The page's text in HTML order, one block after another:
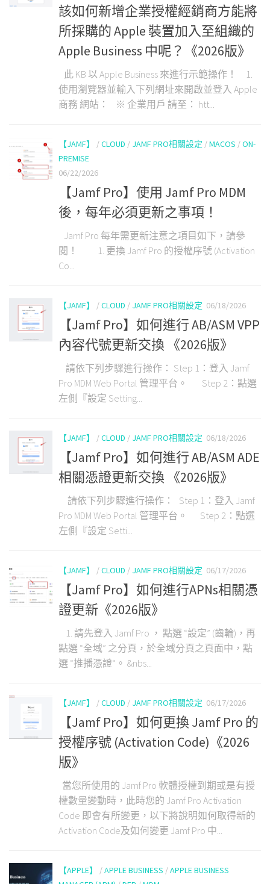
該如何新增企業授權經銷商方能將
所採購的 Apple 裝置加入至組織的
Apple Business 中呢？《2026版》
此 KB 以 Apple Business 來進行示範操作！ 1.
使用瀏覽器並輸入下列網址來開啟並登入 Apple
商務 網站： ※ 企業用戶 請至： htt...
【JAMF】 /CLOUD / JAMF PRO相關設定 /MACOS /ON-
PREMISE
06/22/2026
【Jamf Pro】使用 Jamf Pro MDM
後，每年必須更新之事項！
Jamf Pro 每年需更新注意之項目如下，請參
閱！ 1. 更換 Jamf Pro 的授權序號 (Activation
Co...
【JAMF】 /CLOUD / JAMF PRO相關設定 06/18/2026
【Jamf Pro】如何進行 AB/ASM VPP
內容代號更新交換 《2026版》
請依下列步驟進行操作： Step 1：登入 Jamf
Pro MDM Web Portal 管理平台。 Step 2：點選
左側『設定 Setting...
【JAMF】 /CLOUD / JAMF PRO相關設定 06/18/2026
【Jamf Pro】如何進行 AB/ASM ADE
相關憑證更新交換 《2026版》
請依下列步驟進行操作： Step 1：登入 Jamf
Pro MDM Web Portal 管理平台。 Step 2：點選
左側『設定 Setti...
【JAMF】 /CLOUD / JAMF PRO相關設定 06/17/2026
【Jamf Pro】如何進行APNs相關憑
證更新《2026版》
1. 請先登入 Jamf Pro ， 點選 “設定” (齒輪)，再
點選 “全域” 之分頁，於全域分頁之頁面中，點
選 “推播憑證“。 &nbs...
【JAMF】 /CLOUD / JAMF PRO相關設定 06/17/2026
【Jamf Pro】如何更換 Jamf Pro 的
授權序號 (Activation Code)《2026
版》
當您所使用的 Jamf Pro 軟體授權到期或是有授
權數量變動時，此時您的 Jamf Pro Activation
Code 即會有所變更，以下將說明如何取得新的
Activation Code及如何變更 Jamf Pro 中...
【APPLE】 /APPLE BUSINESS /APPLE BUSINESS